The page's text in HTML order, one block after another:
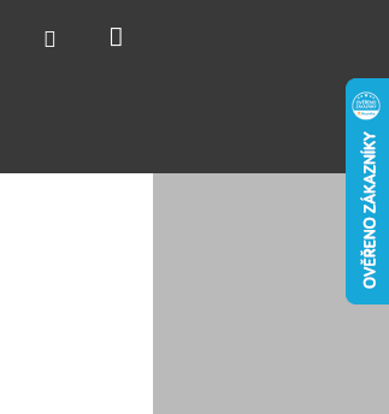
Hledat Přihlášení